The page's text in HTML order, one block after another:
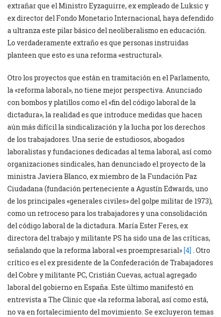
extrañar que el Ministro Eyzaguirre, ex empleado de Luksic y
ex director del Fondo Monetario Internacional, haya defendido
a ultranza este pilar básico del neoliberalismo en educación.
Lo verdaderamente extraño es que personas instruidas
planteen que esto es una reforma «estructural».
Otro los proyectos que están en tramitación en el Parlamento,
la «reforma laboral», no tiene mejor perspectiva. Anunciado
con bombos y platillos como el «fin del código laboral de la
dictadura», la realidad es que introduce medidas que hacen
aún más difícil la sindicalización y la lucha por los derechos
de los trabajadores. Una serie de estudiosos, abogados
laboralistas y fundaciones dedicadas al tema laboral, así como
organizaciones sindicales, han denunciado el proyecto de la
ministra Javiera Blanco, ex miembro de la Fundación Paz
Ciudadana (fundación perteneciente a Agustín Edwards, uno
de los principales «generales civiles» del golpe militar de 1973),
como un retroceso para los trabajadores y una consolidación
del código laboral de la dictadura. María Ester Feres, ex
directora del trabajo y militante PS ha sido una de las críticas,
señalando que la reforma laboral «es proempresarial» [4] . Otro
crítico es el ex presidente de la Confederación de Trabajadores
del Cobre y militante PC, Cristián Cuevas, actual agregado
laboral del gobierno en España. Este último manifestó en
entrevista a The Clinic que «la reforma laboral, así como está,
no va en fortalecimiento del movimiento. Se excluyeron temas